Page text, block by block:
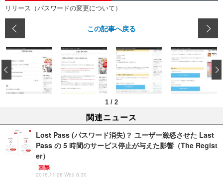
リリース（パスワードの変更について）
この記事へ戻る
1 / 2
‹
関連ニュース
Lost Pass (パスワード消失)？ ユーザー激怒させた Last
Pass の 5 時間のサービス停止が与えた影響（The Regist
er）
国際
2018.11.28 Wed 8:30